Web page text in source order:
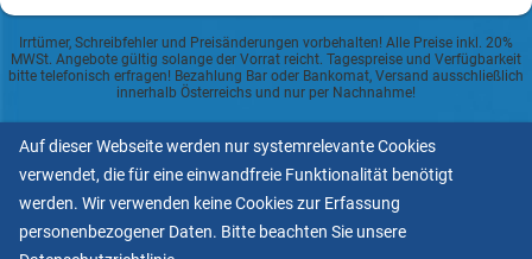
Irrtümer, Schreibfehler und Preisänderungen vorbehalten! Alle Preise inkl. 20%
MWSt. Angebote gültig solange der Vorrat reicht. Tagespreise und Verfügbarkeit
bitte telefonisch erfragen! Bezahlung Bar oder Bankomat, Versand ausschließlich
innerhalb Österreichs und nur per Nachnahme!
Datenschutzerklärung
Allgemeine Geschäftsbedingungen
Auf dieser Webseite werden nur systemrelevante Cookies
verwendet, die für eine einwandfreie Funktionalität benötigt
werden. Wir verwenden keine Cookies zur Erfassung
personenbezogener Daten. Bitte beachten Sie unsere